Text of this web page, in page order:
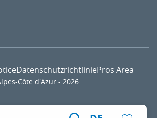
Côte d'Azur - 2026
DatenschutzrichtliniePros Area